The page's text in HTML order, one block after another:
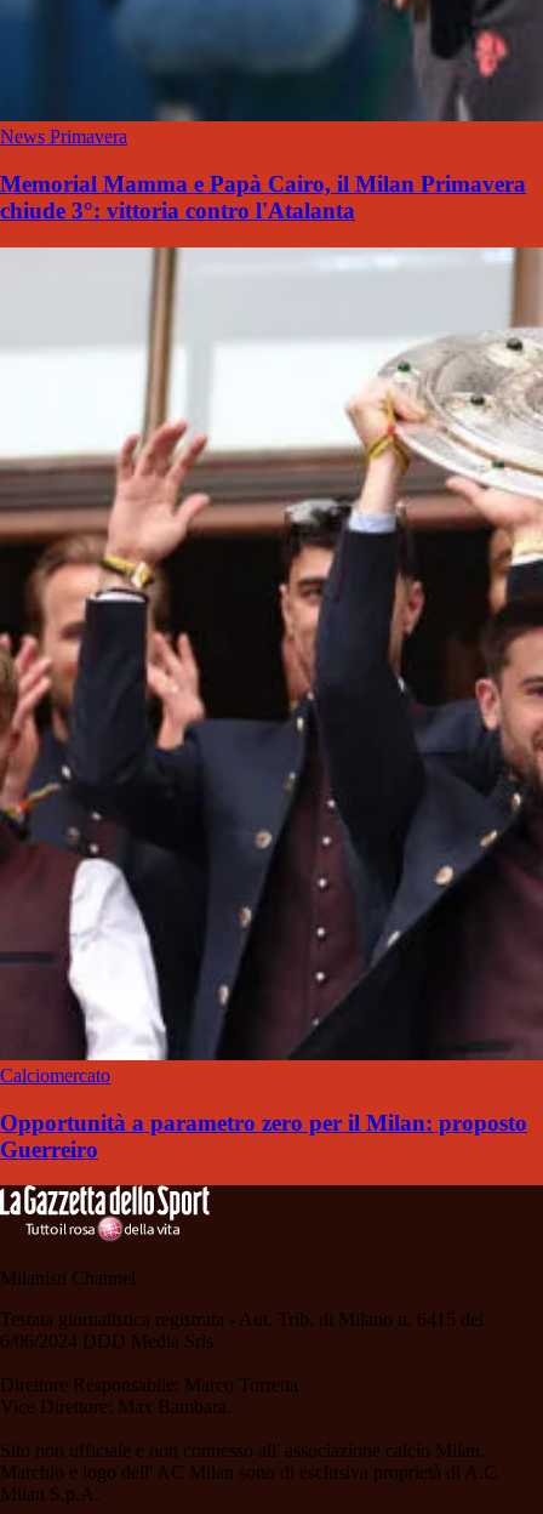
News Primavera
Memorial Mamma e Papà Cairo, il Milan Primavera
chiude 3°: vittoria contro l'Atalanta
Calciomercato
Opportunità a parametro zero per il Milan: proposto
Guerreiro
Milanisti Channel
Testata giornalistica registrata - Aut. Trib. di Milano n. 6415 del
6/06/2024 DDD Media Srls
Direttore Responsabile: Marco Torretta
Vice Direttore: Max Bambara.
Sito non ufficiale e non connesso all' associazione calcio Milan.
Marchio e logo dell' AC Milan sono di esclusiva proprietà di A.C.
Milan S.p.A.